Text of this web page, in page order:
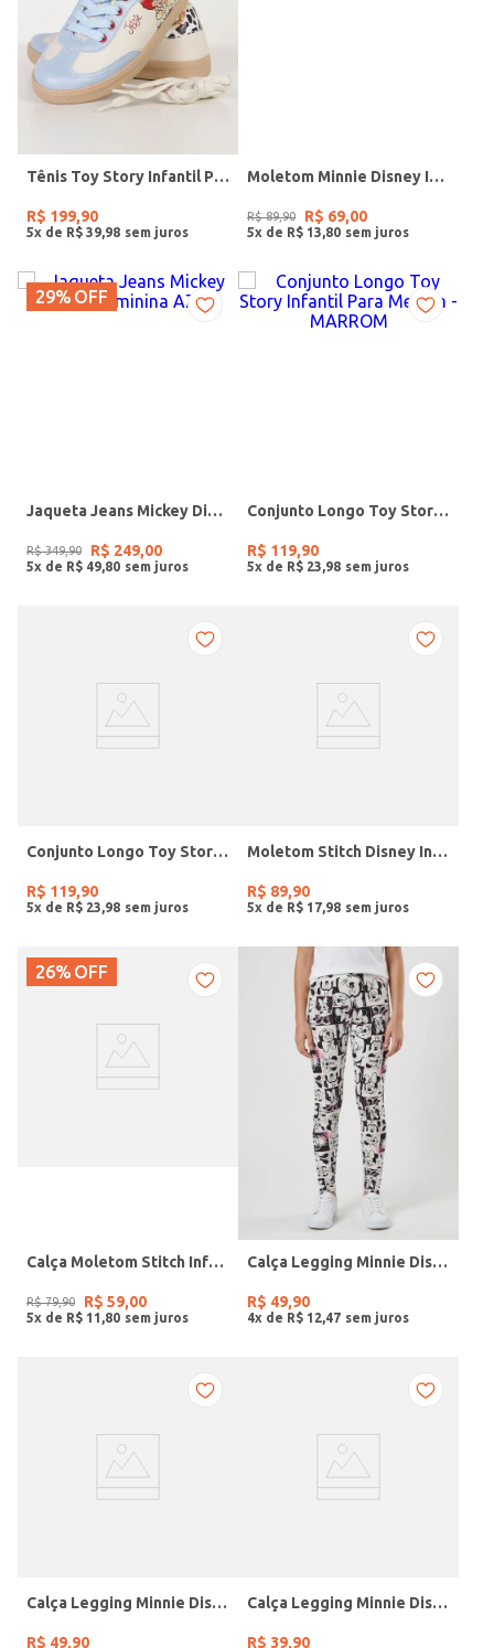
Tênis Toy Story Infantil Para Menina - OFF WHITE/AZUL CLARO
R$ 199,90
5x de R$ 39 98
Moletom Minnie Disney Infantil Para Menina- PINK
R$ 89,90 R$ 69,00
5x de R$ 13 80
29% OFF
Jaqueta Jeans Mickey Disney Feminina AZUL
R$ 349,90 R$ 249,00
5x de R$ 49 80
Conjunto Longo Toy Story Infantil Para Menina - MARROM
R$ 119,90
5x de R$ 23 98
Conjunto Longo Toy Story Infantil Para Menina - ROSA
R$ 119,90
5x de R$ 23 98
Moletom Stitch Disney Infantil Para Menina - ROSA CLARO
R$ 89,90
5x de R$ 17 98
26% OFF
Calça Moletom Stitch Infantil Para Menina - ROSA CLARO
R$ 79,90 R$ 59,00
5x de R$ 11 80
Calça Legging Minnie Disney Juvenil Para Menina- BRANCO
R$ 49,90
4x de R$ 12 47
Calça Legging Minnie Disney Juvenil Para Menina- PINK
R$ 49,90
Calça Legging Minnie Disney Infantil Para Menina- PINK
R$ 39,90